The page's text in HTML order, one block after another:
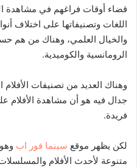
قضاء أوقات فراغهم في مشاهدة
اللغات وتصنيفاتها على اختلاف
والخيال العلمي، وهناك من هم
الرومانسية والكوميدية.
وهناك العديد من تصنيفات
جدال فيه هو أن مشاهدة الأفلام
فريدة.
لكن يظهر موقع سينما فور اب
متنوعة لأحدث الأفلام